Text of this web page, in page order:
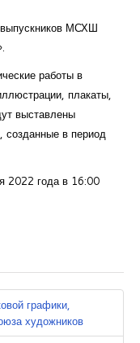
МСХШ
работы в
плакаты,
выставлены
созданные в период
2022 года в 16:00
графики,
художников